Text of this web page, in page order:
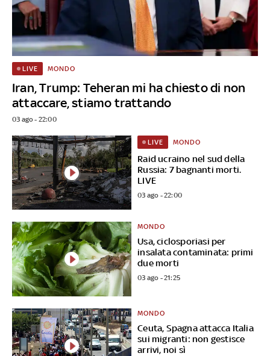
Iran, Trump: Teheran mi ha chiesto di non
attaccare, stiamo trattando
LIVE MONDO
03 ago - 22:00
Raid ucraino nel sud della
Russia: 7 bagnanti morti.
LIVE
LIVE MONDO
03 ago - 22:00
Usa, ciclosporiasi per
insalata contaminata: primi
due morti
MONDO
03 ago - 21:25
Ceuta, Spagna attacca Italia
sui migranti: non gestisce
arrivi, noi sì
MONDO